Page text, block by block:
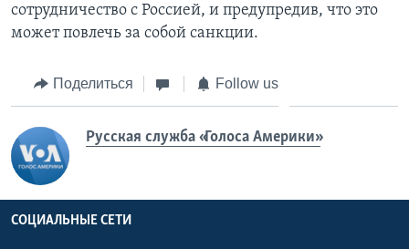
сотрудничество с Россией, и предупредив, что это
может повлечь за собой санкции.
Поделиться Follow us
Русская служба «Голоса Америки»
СОЦИАЛЬНЫЕ СЕТИ